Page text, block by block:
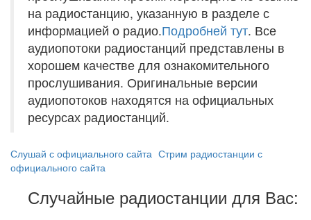
на радиостанцию, указанную в разделе с
информацией о радио.Подробней тут. Все
аудиопотоки радиостанций представлены в
хорошем качестве для ознакомительного
прослушивания. Оригинальные версии
аудиопотоков находятся на официальных
ресурсах радиостанций.
Слушай с официального сайта Стрим радиостанции с
официального сайта
Случайные радиостанции для Вас: